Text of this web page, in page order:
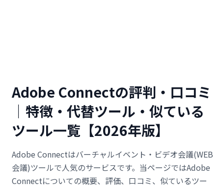
Adobe Connectの評判・口コミ
｜特徴・代替ツール・似ている
ツール一覧【2026年版】
Adobe Connectはバーチャルイベント・ビデオ会議(WEB
会議)ツールで人気のサービスです。当ページではAdobe
Connectについての概要、評価、口コミ、似ているツー